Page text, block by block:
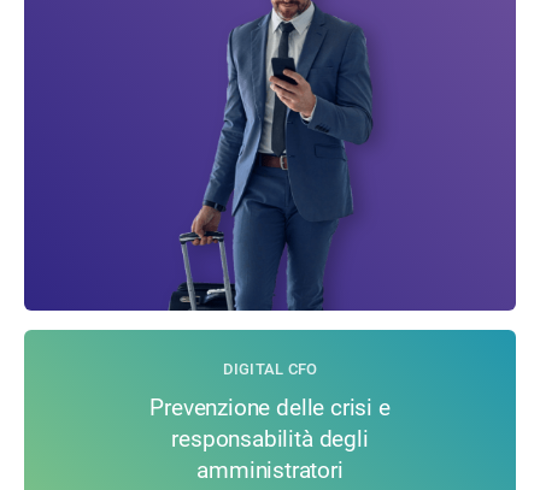
DIGITAL CFO
Prevenzione delle crisi e
responsabilità degli
amministratori